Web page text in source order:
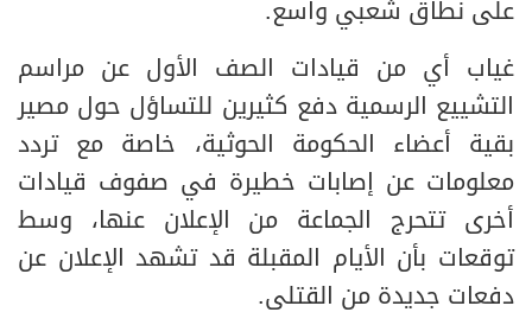
على نطاق شعبي واسع.
غياب أي من قيادات الصف الأول عن مراسم
التشييع الرسمية دفع كثيرين للتساؤل حول مصير
بقية أعضاء الحكومة الحوثية، خاصة مع تردد
معلومات عن إصابات خطيرة في صفوف قيادات
أخرى تتحرج الجماعة من الإعلان عنها، وسط
توقعات بأن الأيام المقبلة قد تشهد الإعلان عن
دفعات جديدة من القتلى.